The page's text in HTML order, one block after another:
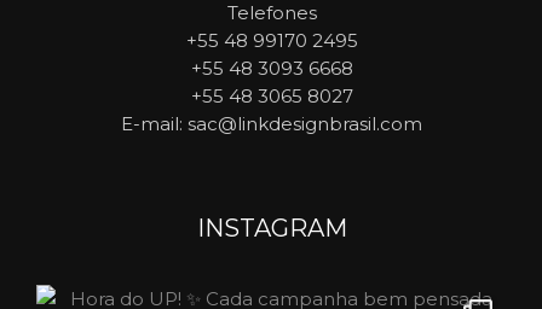
Telefones
+55 48 99170 2495
+55 48 3093 6668
+55 48 3065 8027
E-mail: sac@linkdesignbrasil.com
INSTAGRAM